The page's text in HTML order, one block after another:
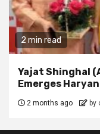
2 min read
Yajat Shinghal
Emerges
2 months ago by